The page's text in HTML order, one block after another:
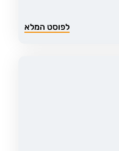
לפוסט המלא